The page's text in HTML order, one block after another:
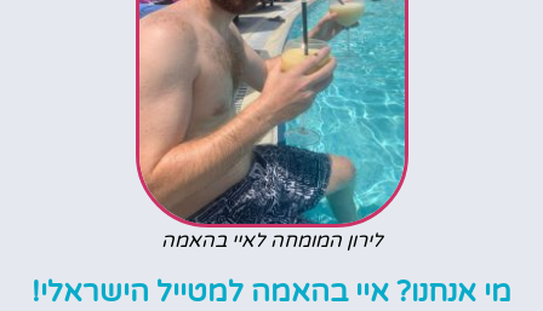
לירון המומחה לאיי בהאמה
מי אנחנו? איי בהאמה למטייל הישראלי!